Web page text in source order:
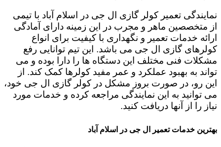
نمایندگی تعمیر کولر گازی ال جی در اسلام آباد با تیمی
از متخصصین ماهر و مجرب در این زمینه دارای آمادگی
ارائه خدمات تعمیر و نگهداری با کیفیت برای انواع
کولرهای گازی ال جی می باشد. این تیم توانایی رفع
مشکلات فنی مختلف این دستگاه ها را دارا بوده و می
تواند به بهبود عملکرد و عمر مفید کولرها کمک کند. از
این رو، در صورت بروز مشکل در کولر گازی ال جی خود،
می توانید به این نمایندگی مراجعه کرده و خدمات مورد
نیاز را از آنها دریافت کنید.
بهترین خدمات تعمیر ال جی در اسلام آباد